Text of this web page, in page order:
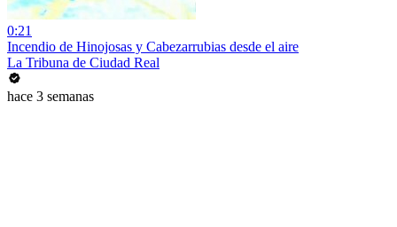
0:21
Incendio de Hinojosas y Cabezarrubias desde el aire
La Tribuna de Ciudad Real
hace 3 semanas